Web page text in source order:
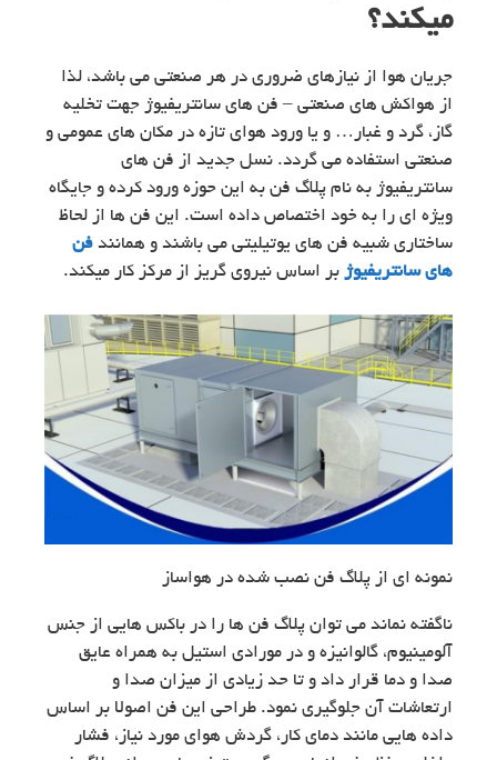
میکند؟
جریان هوا از نیازهای ضروری در هر صنعتی می باشد، لذا
از هواکش های صنعتی – فن های سانتریفیوژ جهت تخلیه
گاز، گرد و غبار… و یا ورود هوای تازه در مکان های عمومی و
صنعتی استفاده می گردد. نسل جدید از فن های
سانتریفیوژ به نام پلاگ فن به این حوزه ورود کرده و جایگاه
ویژه ای را به خود اختصاص داده است. این فن ها از لحاظ
ساختاری شبیه فن های یوتیلیتی می باشند و همانند فن
های سانتریفیوژ بر اساس نیروی گریز از مرکز کار میکند.
نمونه ای از پلاگ فن نصب شده در هواساز
ناگفته نماند می توان پلاگ فن ها را در باکس هایی از جنس
آلومینیوم، گالوانیزه و در مورادی استیل به همراه عایق
صدا و دما قرار داد و تا حد زیادی از میزان صدا و
ارتعاشات آن جلوگیری نمود. طراحی این فن اصولا بر اساس
داده هایی مانند دمای کار، گردش هوای مورد نیاز، فشار